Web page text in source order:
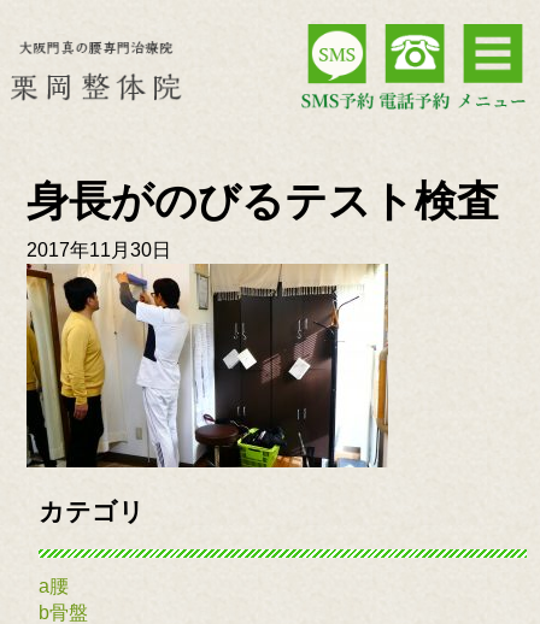
身長がのびるテスト検査
2017年11月30日
カテゴリ
a腰
b骨盤